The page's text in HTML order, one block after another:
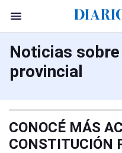
Noticias
provincial
CONOCÉ MÁS
CONSTITUCIÓN